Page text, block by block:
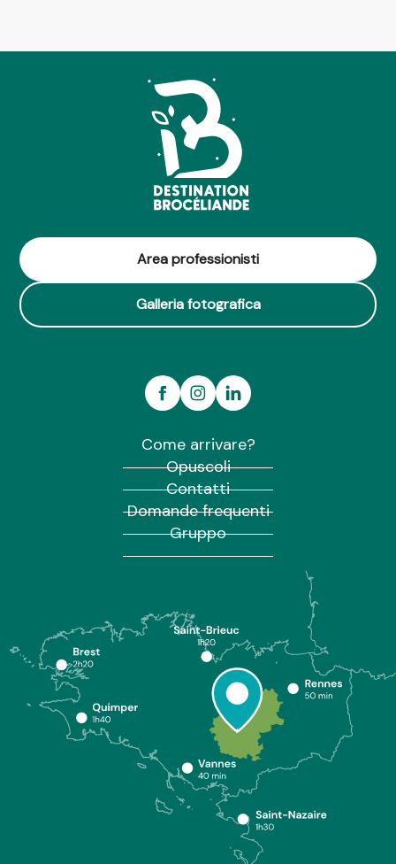
Area professionisti
Galleria fotografica
Come arrivare?
Opuscoli
Contatti
Domande frequenti
Gruppo